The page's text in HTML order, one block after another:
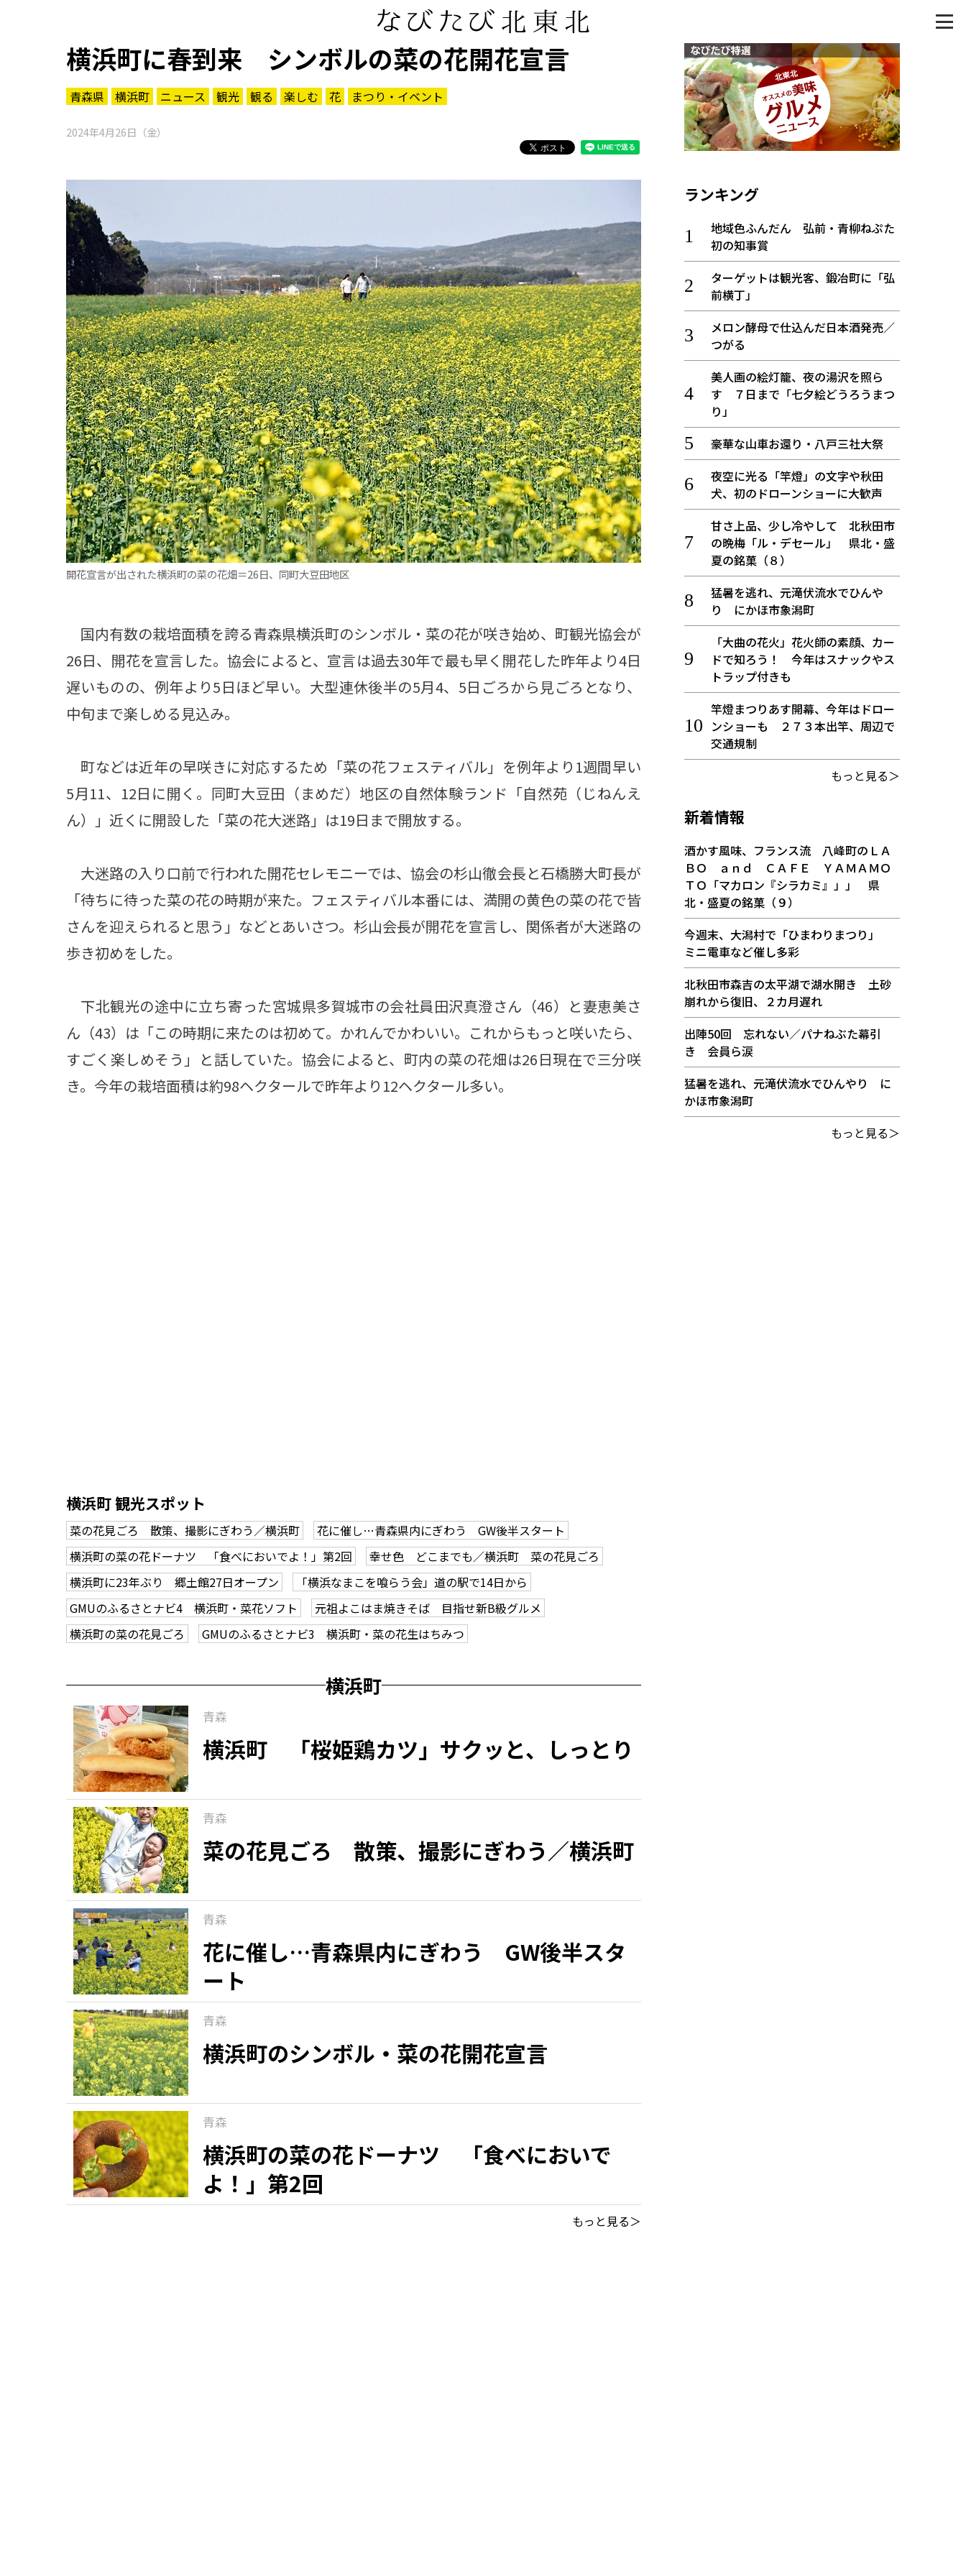
横浜町に春到来 シンボルの菜の花開花宣言
青森県 横浜町 ニュース 観光 観る 楽しむ 花 まつり・イベント
2024年4月26日（金）
開花宣言が出された横浜町の菜の花畑＝26日、同町大豆田地区
国内有数の栽培面積を誇る青森県横浜町のシンボル・菜の花が咲き始め、町観光協会が
26日、開花を宣言した。協会によると、宣言は過去30年で最も早く開花した昨年より4日
遅いものの、例年より5日ほど早い。大型連休後半の5月4、5日ごろから見ごろとなり、
中旬まで楽しめる見込み。
町などは近年の早咲きに対応するため「菜の花フェスティバル」を例年より1週間早い
5月11、12日に開く。同町大豆田（まめだ）地区の自然体験ランド「自然苑（じねんえ
ん）」近くに開設した「菜の花大迷路」は19日まで開放する。
大迷路の入り口前で行われた開花セレモニーでは、協会の杉山徹会長と石橋勝大町長が
「待ちに待った菜の花の時期が来た。フェスティバル本番には、満開の黄色の菜の花で皆
さんを迎えられると思う」などとあいさつ。杉山会長が開花を宣言し、関係者が大迷路の
歩き初めをした。
下北観光の途中に立ち寄った宮城県多賀城市の会社員田沢真澄さん（46）と妻恵美さ
ん（43）は「この時期に来たのは初めて。かれんでかわいい。これからもっと咲いたら、
すごく楽しめそう」と話していた。協会によると、町内の菜の花畑は26日現在で三分咲
き。今年の栽培面積は約98ヘクタールで昨年より12ヘクタール多い。
横浜町 観光スポット
菜の花見ごろ 散策、撮影にぎわう／横浜町
花に催し…青森県内にぎわう GW後半スタート
横浜町の菜の花ドーナツ 「食べにおいでよ！」第2回
幸せ色 どこまでも／横浜町 菜の花見ごろ
横浜町に23年ぶり 郷土館27日オープン
「横浜なまこを喰らう会」道の駅で14日から
GMUのふるさとナビ4 横浜町・菜花ソフト
元祖よこはま焼きそば 目指せ新B級グルメ
横浜町の菜の花見ごろ
GMUのふるさとナビ3 横浜町・菜の花生はちみつ
横浜町
青森
横浜町 「桜姫鶏カツ」サクッと、しっとり
青森
菜の花見ごろ 散策、撮影にぎわう／横浜町
青森
花に催し…青森県内にぎわう GW後半スタ
ート
青森
横浜町のシンボル・菜の花開花宣言
青森
横浜町の菜の花ドーナツ 「食べにおいで
よ！」第2回
もっと見る＞
ランキング
地域色ふんだん 弘前・青柳ねぷた
初の知事賞
ターゲットは観光客、鍛冶町に「弘
前横丁」
メロン酵母で仕込んだ日本酒発売／
つがる
美人画の絵灯籠、夜の湯沢を照ら
す ７日まで「七夕絵どうろうまつ
り」
豪華な山車お還り・八戸三社大祭
夜空に光る「竿燈」の文字や秋田
犬、初のドローンショーに大歓声
甘さ上品、少し冷やして 北秋田市
の晩梅「ル・デセール」 県北・盛
夏の銘菓（８）
猛暑を逃れ、元滝伏流水でひんや
り にかほ市象潟町
「大曲の花火」花火師の素顔、カー
ドで知ろう！ 今年はスナックやス
トラップ付きも
竿燈まつりあす開幕、今年はドロー
ンショーも ２７３本出竿、周辺で
交通規制
もっと見る＞
新着情報
酒かす風味、フランス流 八峰町のＬＡ
ＢＯ ａｎｄ ＣＡＦＥ ＹＡＭＡＭＯ
ＴＯ「マカロン『シラカミ』」」 県
北・盛夏の銘菓（９）
今週末、大潟村で「ひまわりまつり」
ミニ電車など催し多彩
北秋田市森吉の太平湖で湖水開き 土砂
崩れから復旧、２カ月遅れ
出陣50回 忘れない／パナねぶた幕引
き 会員ら涙
猛暑を逃れ、元滝伏流水でひんやり に
かほ市象潟町
もっと見る＞
パワースポット
まつり・イベント
おみやげ・特産
道の駅・産直
アウトドア・レジャー
ご当地グルメ